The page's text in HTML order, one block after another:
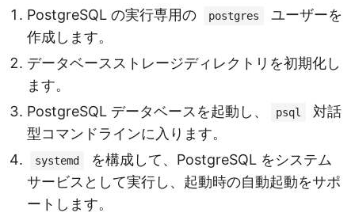
PostgreSQL の実行専用の postgres
ユーザーを
作成します。
データベースストレージディレクトリを初期化し
ます。
PostgreSQL データベースを起動し、
psql
対話
型コマンドラインに入ります。
systemd
を構成して、PostgreSQL をシステム
サービスとして実行し、起動時の自動起動をサポ
ートします。